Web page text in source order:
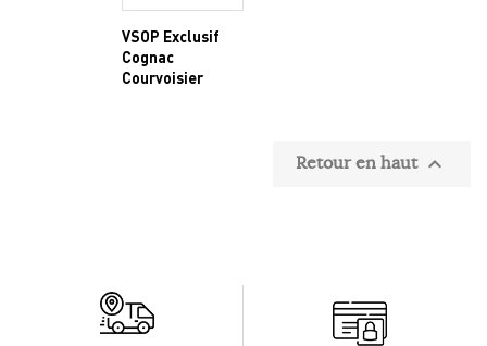
VSOP Exclusif
Cognac
Courvoisier
Retour en haut 